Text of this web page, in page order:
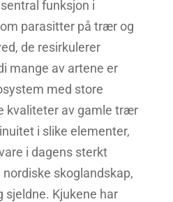
funksjon i
parasitter på trær og
de resirkulerer
mange av artene er
med store
kvaliteter av gamle trær
i slike elementer,
i dagens sterkt
skoglandskap,
sjeldne. Kjukene har